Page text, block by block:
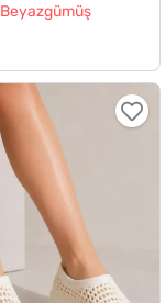
Beyazgümüş